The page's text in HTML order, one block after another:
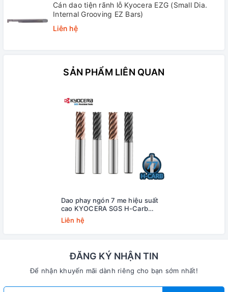
Cán dao tiện rãnh lỗ Kyocera EZG (Small Dia.
Internal Grooving EZ Bars)
Liên hệ
SẢN PHẨM LIÊN QUAN
Dao phay ngón 7 me hiệu suất
cao KYOCERA SGS H-Carb
Series 77
Liên hệ
ĐĂNG KÝ NHẬN TIN
Để nhận khuyến mãi dành riêng cho bạn sớm nhất!